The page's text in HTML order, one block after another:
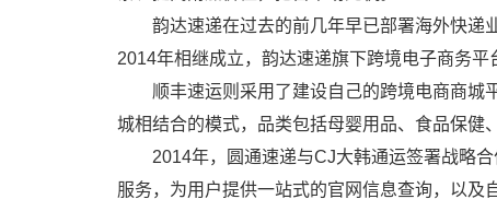
韵达速递在过去的前几年早已部署海外快递
2014年相继成立，韵达速递旗下跨境电子商务
顺丰速运则采用了建设自己的跨境电商商城
城相结合的模式，品类包括母婴用品、食品保健
2014年，圆通速递与CJ大韩通运签署战略
服务，为用户提供一站式的官网信息查询，以及